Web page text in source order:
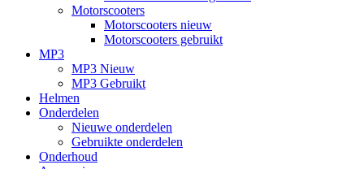
Motorscooters
Motorscooters nieuw
Motorscooters gebruikt
MP3
MP3 Nieuw
MP3 Gebruikt
Helmen
Onderdelen
Nieuwe onderdelen
Gebruikte onderdelen
Onderhoud